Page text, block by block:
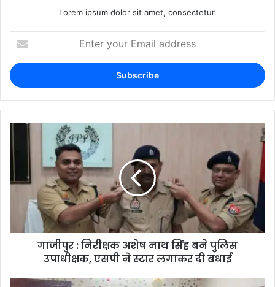
Lorem ipsum dolor sit amet, consectetur.
गाजीपुर : निरीक्षक अशेष नाथ सिंह बने पुलिस
उपाधीक्षक, एसपी ने स्टार लगाकर दी बधाई